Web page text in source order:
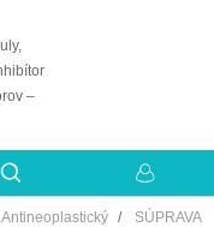
Antineoplastický SÚPRAVA